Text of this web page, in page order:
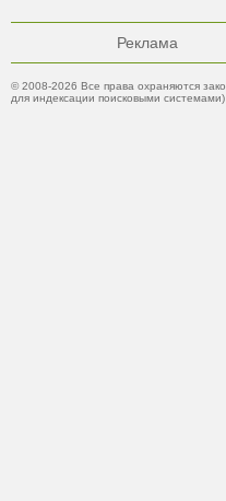
Реклама
© 2008-2026 Все права охраняются
для индексации поисковыми